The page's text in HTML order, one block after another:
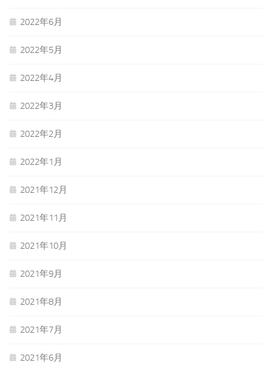
2022年6月
2022年5月
2022年4月
2022年3月
2022年2月
2022年1月
2021年12月
2021年11月
2021年10月
2021年9月
2021年8月
2021年7月
2021年6月